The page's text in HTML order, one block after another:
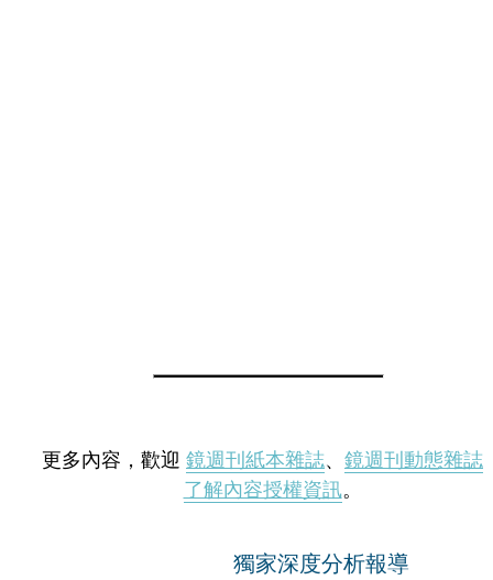
更多內容，歡迎 鏡週刊紙本雜誌、 鏡週刊動態雜誌
了解內容授權資訊。
獨家深度分析報導